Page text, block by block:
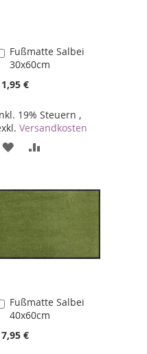
Fußmatte Salbei
30x60cm
€
19% Steuern ,
Versandkosten
In
den
Warenkorb
ZUR
HINZUFÜGEN
HINZUFÜGEN
Fußmatte Salbei
40x60cm
€
In
den
Warenkorb